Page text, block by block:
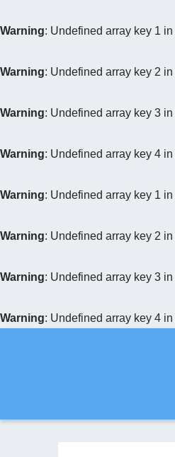
Warning: Undefined array key 1 in
Warning: Undefined array key 2 in
Warning: Undefined array key 3 in
Warning: Undefined array key 4 in
Warning: Undefined array key 1 in
Warning: Undefined array key 2 in
Warning: Undefined array key 3 in
Warning: Undefined array key 4 in